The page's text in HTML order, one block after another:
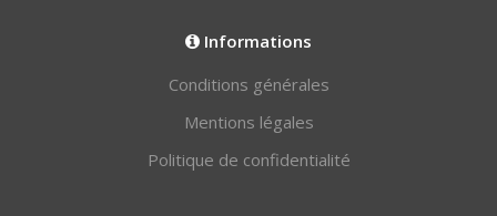
Informations
Conditions générales
Mentions légales
Politique de confidentialité